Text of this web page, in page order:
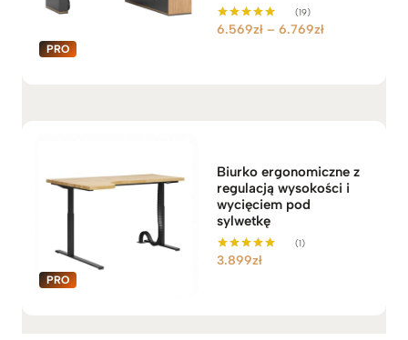
Oceniono
(19)
6.569zł – 6.769złZ
e
n
Biurko ergonomiczne z
regulacją wysokości i
wycięciem pod
sylwetkę
Oceniono
(1)
3.899zł